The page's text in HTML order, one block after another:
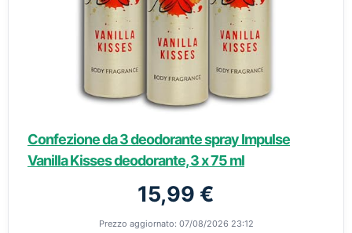
Confezione da 3 deodorante spray Impulse
Vanilla Kisses deodorante, 3 x 75 ml
15,99 €
Prezzo aggiornato: 07/08/2026 23:12